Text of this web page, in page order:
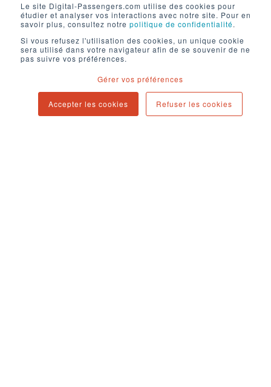
Le site Digital-Passengers.com utilise des cookies pour
étudier et analyser vos interactions avec notre site. Pour en
savoir plus, consultez notre politique de confidentialité.
Si vous refusez l'utilisation des cookies, un unique cookie
sera utilisé dans votre navigateur afin de se souvenir de ne
pas suivre vos préférences.
Gérer vos préférences
Accepter les cookies Refuser les cookies